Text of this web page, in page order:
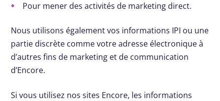
Pour mener des activités de marketing direct.
Nous utilisons également vos informations IPI ou une
partie discrète comme votre adresse électronique à
d’autres fins de marketing et de communication
d’Encore.
Si vous utilisez nos sites Encore, les informations